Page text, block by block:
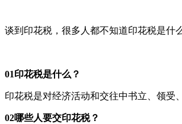
谈到印花税，很多人都不知道印花税是什
01印花税是什么？
印花税是对经济活动和交往中书立、领受
02哪些人要交印花税？